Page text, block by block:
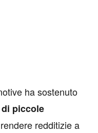
ha sostenuto
piccole
redditizie a